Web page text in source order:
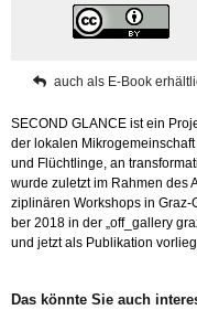
auch als E-Book
SE­COND GLAN­CE ist ein
der lo­ka­len
und Flücht­lin­ge, an
wurde zu­letzt im Rah­men des
zi­pli­nä­ren Work­shops in
ber 2018 in der „of­f_gal­le­ry
und jetzt als Pu­bli­ka­ti­on
Das könn­te Sie auch